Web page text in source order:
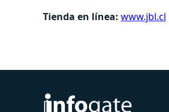
Tienda en línea: www.jbl.cl